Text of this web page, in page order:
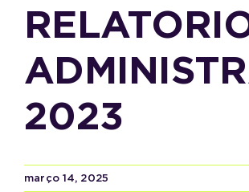
2023
março 14, 2025